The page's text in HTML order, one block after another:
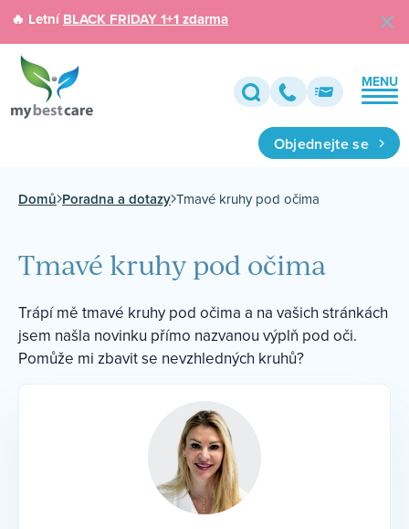
🔥 LetníBLACK FRIDAY 1+1 zdarma
Objednejte se
MENU
Domů Poradna a dotazy Tmavé kruhy pod očima
Tmavé kruhy pod očima
Trápí mě tmavé kruhy pod očima a na vašich stránkách
jsem našla novinku přímo nazvanou výplň pod oči.
Pomůže mi zbavit se nevzhledných kruhů?